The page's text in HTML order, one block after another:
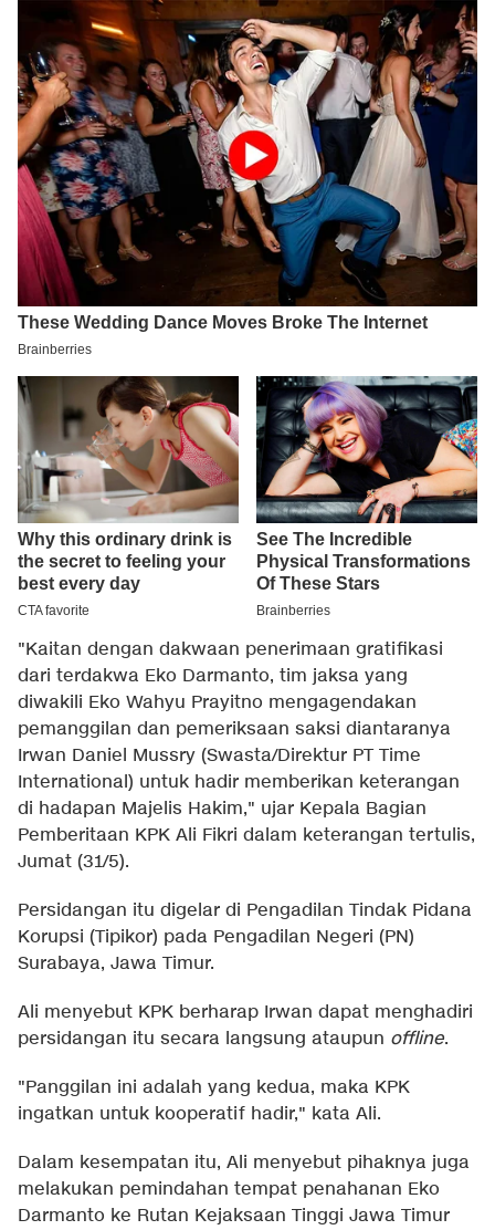
"Kaitan dengan dakwaan penerimaan gratifikasi
dari terdakwa Eko Darmanto, tim jaksa yang
diwakili Eko Wahyu Prayitno mengagendakan
pemanggilan dan pemeriksaan saksi diantaranya
Irwan Daniel Mussry (Swasta/Direktur PT Time
International) untuk hadir memberikan keterangan
di hadapan Majelis Hakim," ujar Kepala Bagian
Pemberitaan KPK Ali Fikri dalam keterangan tertulis,
Jumat (31/5).
Persidangan itu digelar di Pengadilan Tindak Pidana
Korupsi (Tipikor) pada Pengadilan Negeri (PN)
Surabaya, Jawa Timur.
Ali menyebut KPK berharap Irwan dapat menghadiri
persidangan itu secara langsung ataupun offline.
"Panggilan ini adalah yang kedua, maka KPK
ingatkan untuk kooperatif hadir," kata Ali.
Dalam kesempatan itu, Ali menyebut pihaknya juga
melakukan pemindahan tempat penahanan Eko
Darmanto ke Rutan Kejaksaan Tinggi Jawa Timur